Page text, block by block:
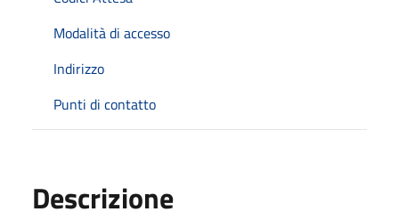
Modalità di accesso
Indirizzo
Punti di contatto
Descrizione